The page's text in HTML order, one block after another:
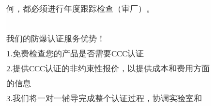
何，都必须进行年度跟踪检查（审厂）。
我们的防爆认证服务优势！
1.免费检查您的产品是否需要CCC认证
2.提供CCC认证的非约束性报价，以提供成本和费用方面
的信息
3.我们将一对一辅导完成整个认证过程，协调实验室和